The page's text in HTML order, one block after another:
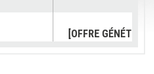
[OFFRE